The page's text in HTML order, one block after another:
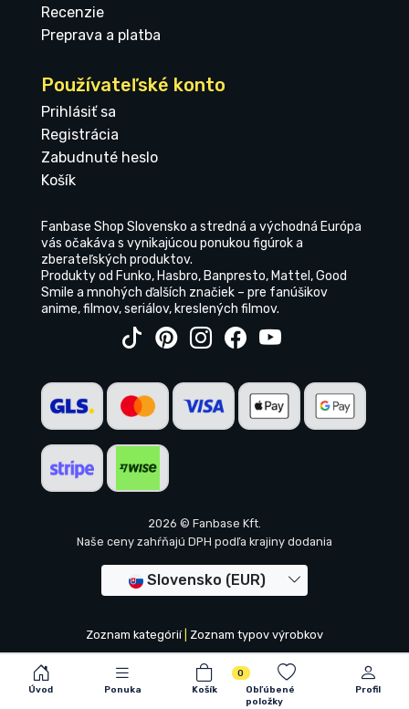
Úvod Ponuka Košík
0
Obľúbené
položky
Profil
Recenzie
Preprava a platba
Používateľské konto
Prihlásiť sa
Registrácia
Zabudnuté heslo
Košík
Fanbase Shop Slovensko a stredná a východná Európa
vás očakáva s vynikajúcou ponukou figúrok a
zberateľských produktov.
Produkty od Funko, Hasbro, Banpresto, Mattel, Good
Smile a mnohých ďalších značiek – pre fanúšikov
anime, filmov, seriálov, kreslených filmov.
2026 © Fanbase Kft.
Naše ceny zahŕňajú DPH podľa krajiny dodania
Slovensko (EUR)
Zoznam kategórií| Zoznam typov výrobkov